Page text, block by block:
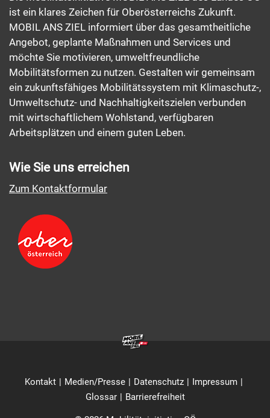
ist ein klares Zeichen für Oberösterreichs Zukunft.
MOBIL ANS ZIEL informiert über das gesamtheitliche
Angebot, geplante Maßnahmen und Services und
möchte Sie motivieren, umweltfreundliche
Mobilitätsformen zu nutzen. Gestalten wir gemeinsam
ein zukunftsfähiges Mobilitätssystem mit Klimaschutz-,
Umweltschutz- und Nachhaltigkeitszielen verbunden
mit wirtschaftlichem Wohlstand, verfügbaren
Arbeitsplätzen und einem guten Leben.
Wie Sie uns erreichen
Zum Kontaktformular
Kontakt Medien/Presse Datenschutz
Impressum
Glossar
Barrierefreiheit